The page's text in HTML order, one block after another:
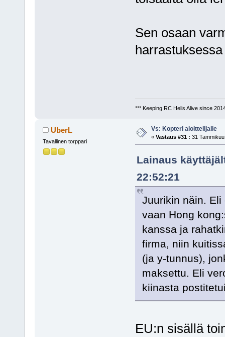
Sen osaan
*** Keeping RC Helis Alive since
UberL
Tavallinen torppari
Vs: Kopteri aloittelijalle
« Vastaus #31 : 31
Lainaus
22:52:21
Juurikin näin.
vaan Hong
kanssa ja
firma, niin
(ja y-tunnus),
maksettu. Eli
kiinasta
EU:n sisällä